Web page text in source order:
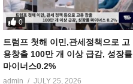
0
트럼프 첫해 이민,관세정책으로 고
용창출 100만 개 이상 급감, 성장률
마이너스0.2%
admin JULY 25, 2026